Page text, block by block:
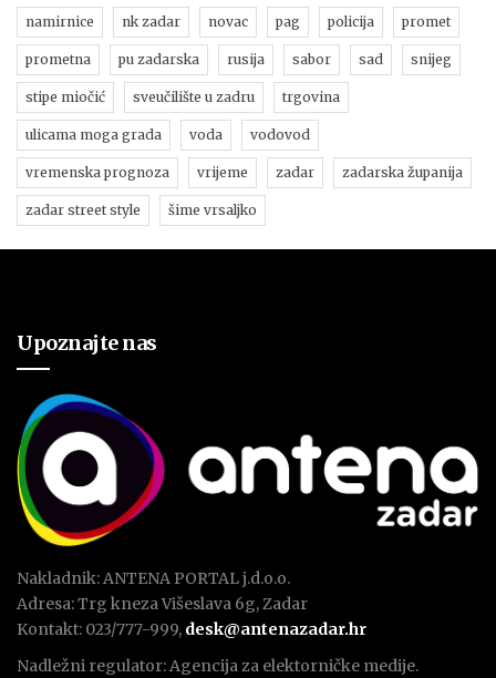
namirnice nk zadar novac pag policija promet
prometna pu zadarska rusija sabor sad snijeg
stipe miočić sveučilište u zadru trgovina
ulicama moga grada voda vodovod
vremenska prognoza vrijeme zadar zadarska županija
zadar street style šime vrsaljko
Upoznajte nas
Nakladnik: ANTENA PORTAL j.d.o.o.
Adresa: Trg kneza Višeslava 6g, Zadar
Kontakt: 023/777-999, desk@antenazadar.hr
Nadležni regulator: Agencija za elektorničke medije.